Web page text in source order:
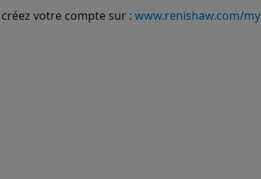
votre compte sur : www.renishaw.com/my